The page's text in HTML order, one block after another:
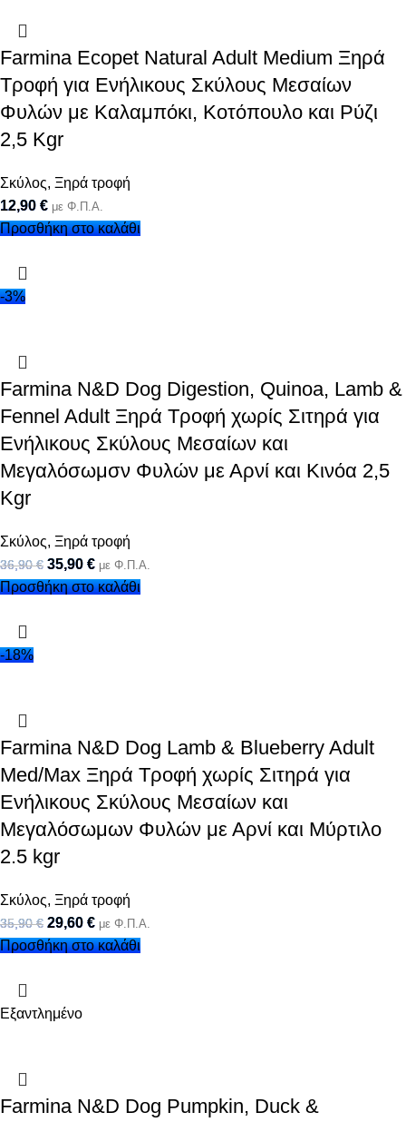
Farmina Ecopet Natural Adult Medium Ξηρά
Τροφή για Ενήλικους Σκύλους Μεσαίων
Φυλών με Καλαμπόκι, Κοτόπουλο και Ρύζι
2,5 Kgr
Σκύλος, Ξηρά τροφή
12,90 € με Φ.Π.Α.
Προσθήκη στο καλάθι
-3%
Farmina N&D Dog Digestion, Quinoa, Lamb &
Fennel Adult Ξηρά Τροφή χωρίς Σιτηρά για
Ενήλικους Σκύλους Μεσαίων και
Μεγαλόσωμσν Φυλών με Αρνί και Κινόα 2,5
Kgr
Σκύλος, Ξηρά τροφή
36,90€ 35,90 € με Φ.Π.Α.
Προσθήκη στο καλάθι
-18%
Farmina N&D Dog Lamb & Blueberry Adult
Med/Max Ξηρά Τροφή χωρίς Σιτηρά για
Ενήλικους Σκύλους Μεσαίων και
Μεγαλόσωμων Φυλών με Αρνί και Μύρτιλο
2.5 kgr
Σκύλος, Ξηρά τροφή
35,90€ 29,60 € με Φ.Π.Α.
Προσθήκη στο καλάθι
Εξαντλημένο
Farmina N&D Dog Pumpkin, Duck &